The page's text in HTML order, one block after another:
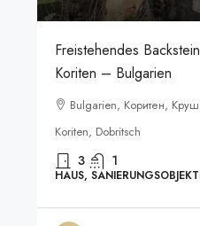
Freistehendes
Koriten – Bulgarien
Bulgarien, Коритен,
Koriten, Dobritsch
3 1
HAUS,